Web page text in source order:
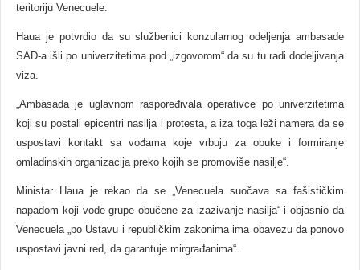
teritoriju Venecuele.
Haua je potvrdio da su službenici konzularnog odeljenja ambasade
SAD-a išli po univerzitetima pod „izgovorom“ da su tu radi dodeljivanja
viza.
„Ambasada je uglavnom raspoređivala operativce po univerzitetima
koji su postali epicentri nasilja i protesta, a iza toga leži namera da se
uspostavi kontakt sa vođama koje vrbuju za obuke i formiranje
omladinskih organizacija preko kojih se promoviše nasilje“.
Ministar Haua je rekao da se „Venecuela suočava sa fašističkim
napadom koji vode grupe obučene za izazivanje nasilja“ i objasnio da
Venecuela „po Ustavu i republičkim zakonima ima obavezu da ponovo
uspostavi javni red, da garantuje mirgrađanima“.